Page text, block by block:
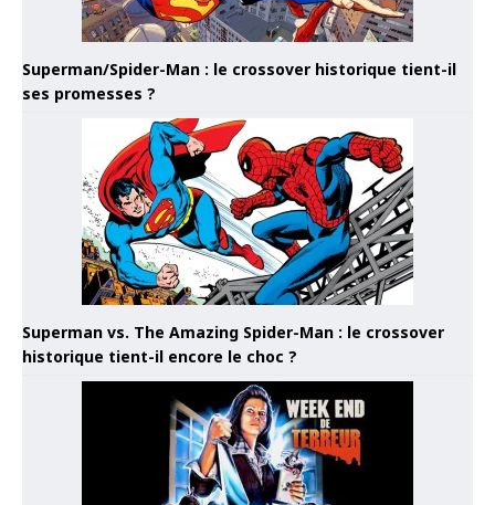
Superman/Spider-Man : le crossover historique tient-il
ses promesses ?
Superman vs. The Amazing Spider-Man : le crossover
historique tient-il encore le choc ?